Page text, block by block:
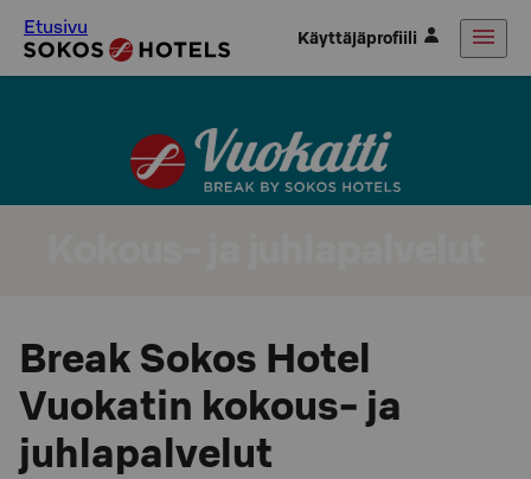
Etusivu Käyttäjäprofiili
Break Sokos Hotel
Vuokatin kokous- ja
juhlapalvelut